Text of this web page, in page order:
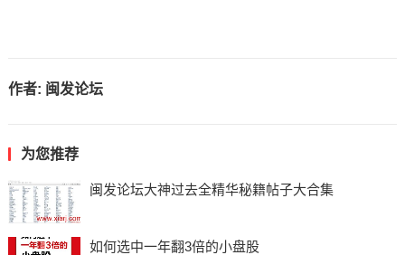
作者: 闽发论坛
为您推荐
闽发论坛大神过去全精华秘籍帖子大合集
如何选中一年翻3倍的小盘股